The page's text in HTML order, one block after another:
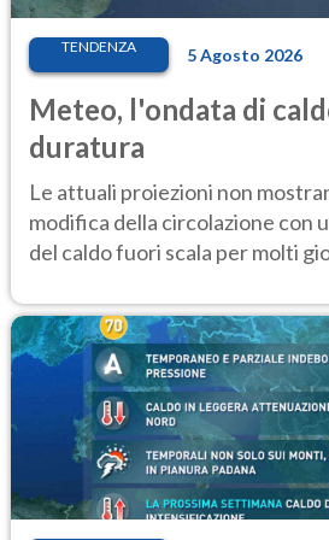
TENDENZA 5 Agosto 2026
Meteo, l'ondata di
duratura
Le attuali proiezioni non
modifica della circolazione con
del caldo fuori scala per molti